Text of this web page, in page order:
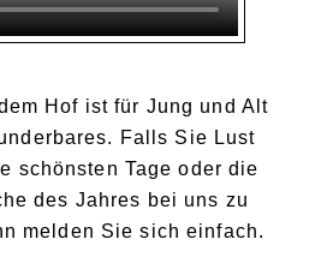
Hof ist für Jung und Alt
Falls Sie Lust
schönsten Tage oder die
des Jahres bei uns zu
melden Sie sich einfach.